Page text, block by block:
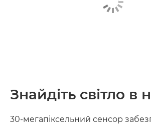
Знайдіть світло в
30-мегапіксельний сенсор